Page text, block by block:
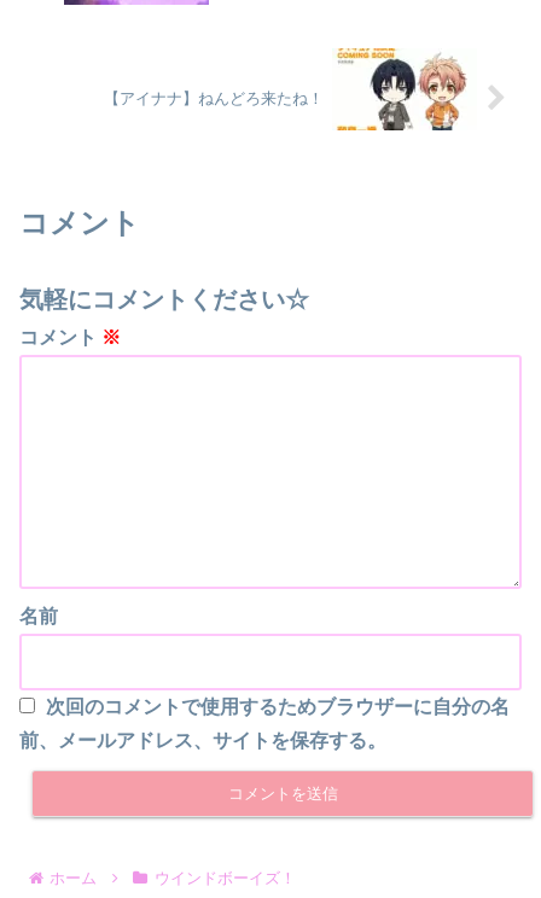
【アイナナ】ねんどろ来たね！
コメント
気軽にコメントください☆
コメント ※
名前
次回のコメントで使用するためブラウザーに自分の名
前、メールアドレス、サイトを保存する。
ホーム ウインドボーイズ！